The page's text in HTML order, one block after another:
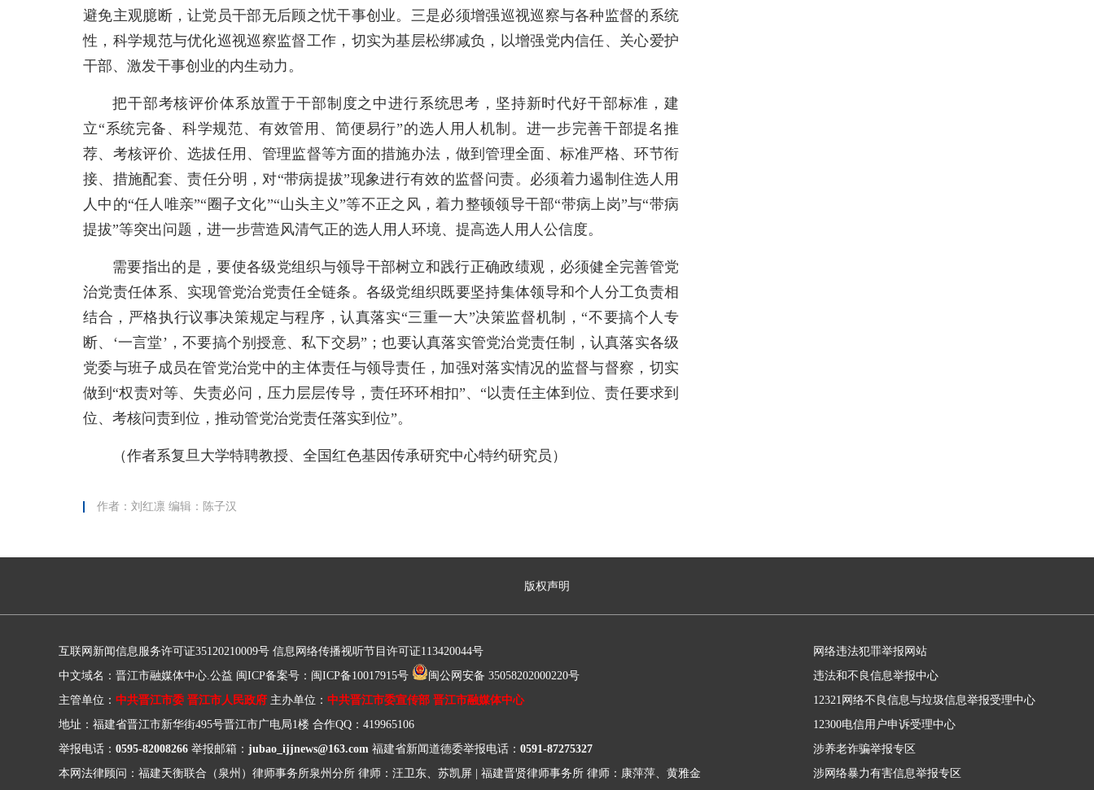
避免主观臆断，让党员干部无后顾之忧干事创业。三是必须增强巡视巡察与各种监督的系统
性，科学规范与优化巡视巡察监督工作，切实为基层松绑减负，以增强党内信任、关心爱护
干部、激发干事创业的内生动力。
把干部考核评价体系放置于干部制度之中进行系统思考，坚持新时代好干部标准，建
立“系统完备、科学规范、有效管用、简便易行”的选人用人机制。进一步完善干部提名推
荐、考核评价、选拔任用、管理监督等方面的措施办法，做到管理全面、标准严格、环节衔
接、措施配套、责任分明，对“带病提拔”现象进行有效的监督问责。必须着力遏制住选人用
人中的“任人唯亲”“圈子文化”“山头主义”等不正之风，着力整顿领导干部“带病上岗”与“带病
提拔”等突出问题，进一步营造风清气正的选人用人环境、提高选人用人公信度。
需要指出的是，要使各级党组织与领导干部树立和践行正确政绩观，必须健全完善管党
治党责任体系、实现管党治党责任全链条。各级党组织既要坚持集体领导和个人分工负责相
结合，严格执行议事决策规定与程序，认真落实“三重一大”决策监督机制，“不要搞个人专
断、‘一言堂’，不要搞个别授意、私下交易”；也要认真落实管党治党责任制，认真落实各级
党委与班子成员在管党治党中的主体责任与领导责任，加强对落实情况的监督与督察，切实
做到“权责对等、失责必问，压力层层传导，责任环环相扣”、“以责任主体到位、责任要求到
位、考核问责到位，推动管党治党责任落实到位”。
（作者系复旦大学特聘教授、全国红色基因传承研究中心特约研究员）
作者：刘红凛 编辑：陈子汉
版权声明
互联网新闻信息服务许可证35120210009号 信息网络传播视听节目许可证113420044号
中文域名：晋江市融媒体中心.公益 闽ICP备案号：闽ICP备10017915号
闽公网安备 35058202000220号
主管单位： 中共晋江市委 晋江市人民政府 主办单位： 中共晋江市委宣传部 晋江市融媒体中心
地址：福建省晋江市新华街495号晋江市广电局1楼 合作QQ：419965106
举报电话： 0595-82008266 举报邮箱： jubao_ijjnews@163.com 福建省新闻道德委举报电话： 0591-87275327
本网法律顾问：福建天衡联合（泉州）律师事务所泉州分所 律师：汪卫东、苏凯屏 福建晋贤律师事务所 律师：康萍萍、黄雅金
网络违法犯罪举报网站
违法和不良信息举报中心
12321网络不良信息与垃圾信息举报受理中心
12300电信用户申诉受理中心
涉养老诈骗举报专区
涉网络暴力有害信息举报专区